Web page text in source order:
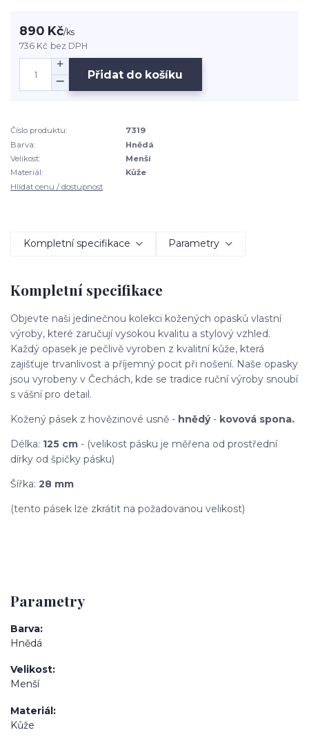
890 Kč/ks
736 Kč bez DPH
Přidat do košíku
Číslo produktu:
7319
Barva:
Hnědá
Velikost:
Menší
Materiál:
Kůže
Hlídat cenu / dostupnost
Kompletní specifikace Parametry
Kompletní specifikace
Objevte naši jedinečnou kolekci kožených opasků vlastní
výroby, které zaručují vysokou kvalitu a stylový vzhled.
Každý opasek je pečlivě vyroben z kvalitní kůže, která
zajišťuje trvanlivost a příjemný pocit při nošení. Naše opasky
jsou vyrobeny v Čechách, kde se tradice ruční výroby snoubí
s vášní pro detail.
Kožený pásek z hovězinové usně - hnědý- kovová spona.
Délka: 125 cm - (velikost pásku je měřena od prostřední
dírky od špičky pásku)
Šířka: 28 mm
(tento pásek lze zkrátit na požadovanou velikost)
Parametry
Barva
Hnědá
Velikost
Menší
Materiál
Kůže